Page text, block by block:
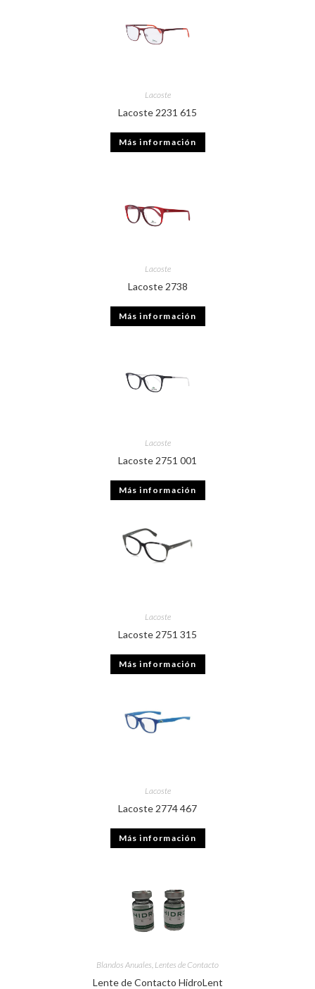
Lacoste
Lacoste 2231 615
Más información
Lacoste
Lacoste 2738
Más información
Lacoste
Lacoste 2751 001
Más información
Lacoste
Lacoste 2751 315
Más información
Lacoste
Lacoste 2774 467
Más información
Blandos Anuales, Lentes de Contacto
Lente de Contacto HidroLent